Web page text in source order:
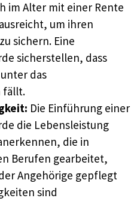
im Alter mit einer Rente
um ihren
sichern. Eine
sicherstellen, dass
das
fällt.
Die Einführung einer
die Lebensleistung
die in
Berufen gearbeitet,
Angehörige gepflegt
sind